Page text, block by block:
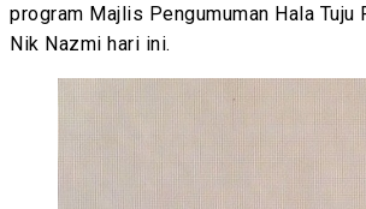
program Majlis Pengumuman Hala
Nik Nazmi hari ini.